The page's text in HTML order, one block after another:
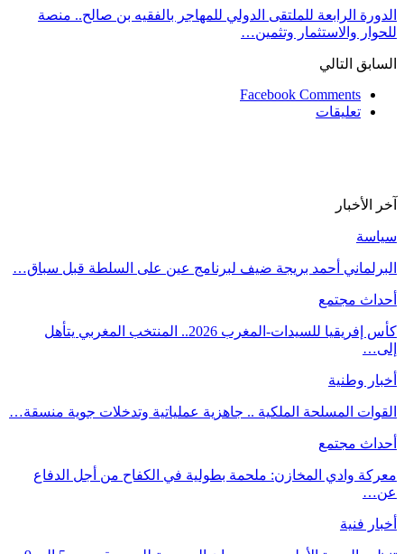
الرابعة للملتقى الدولي للمهاجر بالفقيه بن صالح.. منصة
والاستثمار وتثمين…
التالي
Facebook Comments
تعليقات
الأخبار
أحمد بريجة ضيف لبرنامج عين على السلطة قبل سباق…
مجتمع
كأس إفريقيا للسيدات-المغرب 2026.. المنتخب المغربي يتأهل
وطنية
المسلحة الملكية .. جاهزية عملياتية وتدخلات جوية منسقة…
مجتمع
وادي المخازن: ملحمة بطولية في الكفاح من أجل الدفاع
فنية